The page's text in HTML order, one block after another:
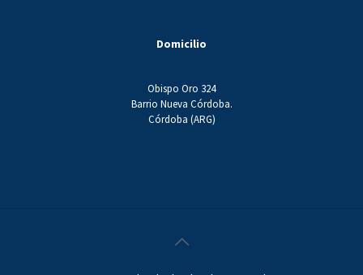
Domicilio
Obispo Oro 324
Barrio Nueva Córdoba.
Córdoba (ARG)